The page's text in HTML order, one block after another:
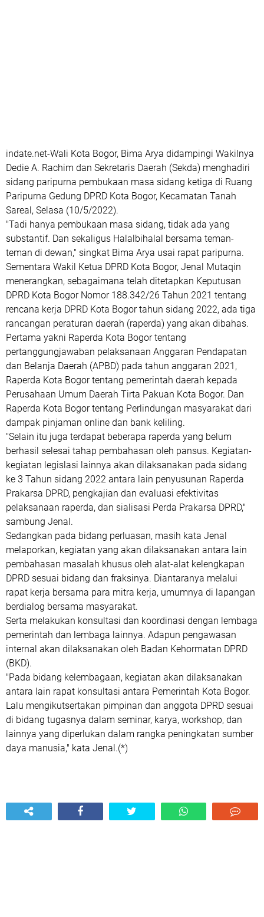
indate.net-Wali Kota Bogor, Bima Arya didampingi Wakilnya
Dedie A. Rachim dan Sekretaris Daerah (Sekda) menghadiri
sidang paripurna pembukaan masa sidang ketiga di Ruang
Paripurna Gedung DPRD Kota Bogor, Kecamatan Tanah
Sareal, Selasa (10/5/2022).
"Tadi hanya pembukaan masa sidang, tidak ada yang
substantif. Dan sekaligus Halalbihalal bersama teman-
teman di dewan," singkat Bima Arya usai rapat paripurna.
Sementara Wakil Ketua DPRD Kota Bogor, Jenal Mutaqin
menerangkan, sebagaimana telah ditetapkan Keputusan
DPRD Kota Bogor Nomor 188.342/26 Tahun 2021 tentang
rencana kerja DPRD Kota Bogor tahun sidang 2022, ada tiga
rancangan peraturan daerah (raperda) yang akan dibahas.
Pertama yakni Raperda Kota Bogor tentang
pertanggungjawaban pelaksanaan Anggaran Pendapatan
dan Belanja Daerah (APBD) pada tahun anggaran 2021,
Raperda Kota Bogor tentang pemerintah daerah kepada
Perusahaan Umum Daerah Tirta Pakuan Kota Bogor. Dan
Raperda Kota Bogor tentang Perlindungan masyarakat dari
dampak pinjaman online dan bank keliling.
"Selain itu juga terdapat beberapa raperda yang belum
berhasil selesai tahap pembahasan oleh pansus. Kegiatan-
kegiatan legislasi lainnya akan dilaksanakan pada sidang
ke 3 Tahun sidang 2022 antara lain penyusunan Raperda
Prakarsa DPRD, pengkajian dan evaluasi efektivitas
pelaksanaan raperda, dan sialisasi Perda Prakarsa DPRD,"
sambung Jenal.
Sedangkan pada bidang perluasan, masih kata Jenal
melaporkan, kegiatan yang akan dilaksanakan antara lain
pembahasan masalah khusus oleh alat-alat kelengkapan
DPRD sesuai bidang dan fraksinya. Diantaranya melalui
rapat kerja bersama para mitra kerja, umumnya di lapangan
berdialog bersama masyarakat.
Serta melakukan konsultasi dan koordinasi dengan lembaga
pemerintah dan lembaga lainnya. Adapun pengawasan
internal akan dilaksanakan oleh Badan Kehormatan DPRD
(BKD).
"Pada bidang kelembagaan, kegiatan akan dilaksanakan
antara lain rapat konsultasi antara Pemerintah Kota Bogor.
Lalu mengikutsertakan pimpinan dan anggota DPRD sesuai
di bidang tugasnya dalam seminar, karya, workshop, dan
lainnya yang diperlukan dalam rangka peningkatan sumber
daya manusia," kata Jenal.(*)